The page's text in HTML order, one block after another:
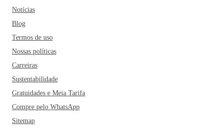
Notícias
Blog
Termos de uso
Nossas políticas
Carreiras
Sustentabilidade
Gratuidades e Meia Tarifa
Compre pelo WhatsApp
Sitemap